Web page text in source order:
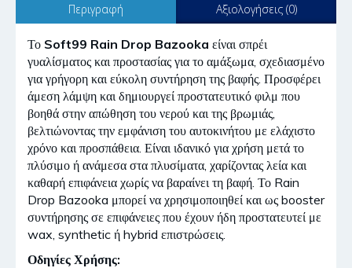
Περιγραφή Αξιολογήσεις (0)
Το Soft99 Rain Drop Bazooka είναι σπρέι
γυαλίσματος και προστασίας για το αμάξωμα, σχεδιασμένο
για γρήγορη και εύκολη συντήρηση της βαφής. Προσφέρει
άμεση λάμψη και δημιουργεί προστατευτικό φιλμ που
βοηθά στην απώθηση του νερού και της βρωμιάς,
βελτιώνοντας την εμφάνιση του αυτοκινήτου με ελάχιστο
χρόνο και προσπάθεια. Είναι ιδανικό για χρήση μετά το
πλύσιμο ή ανάμεσα στα πλυσίματα, χαρίζοντας λεία και
καθαρή επιφάνεια χωρίς να βαραίνει τη βαφή. Το Rain
Drop Bazooka μπορεί να χρησιμοποιηθεί και ως booster
συντήρησης σε επιφάνειες που έχουν ήδη προστατευτεί με
wax, synthetic ή hybrid επιστρώσεις.
Οδηγίες Χρήσης: